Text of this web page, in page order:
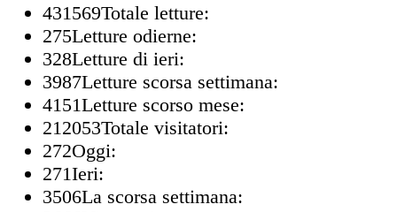
431569Totale letture:
275Letture odierne:
328Letture di ieri:
3987Letture scorsa settimana:
4151Letture scorso mese:
212053Totale visitatori:
272Oggi:
271Ieri:
3506La scorsa settimana: